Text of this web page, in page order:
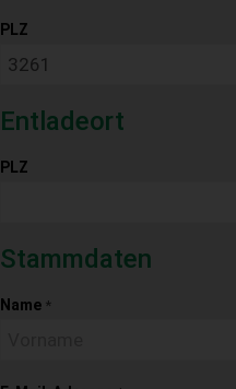
PLZ
Entladeort
PLZ
Stammdaten
Name *